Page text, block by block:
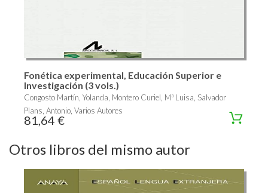
Fonética experimental, Educación Superior e
Investigación (3 vols.)
Congosto Martín, Yolanda, Montero Curiel, Mª Luisa, Salvador
Plans, Antonio, Varios Autores
81,64 €
Otros libros del mismo autor